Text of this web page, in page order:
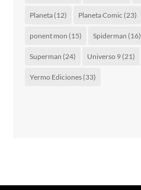
Planeta(12) Planeta Comic (23)
ponent mon (15) Spiderman (16)
Superman (24) Universo 9(21)
Yermo Ediciones(33)